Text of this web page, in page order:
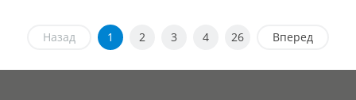
Назад 1 2 3 4 26 Вперед